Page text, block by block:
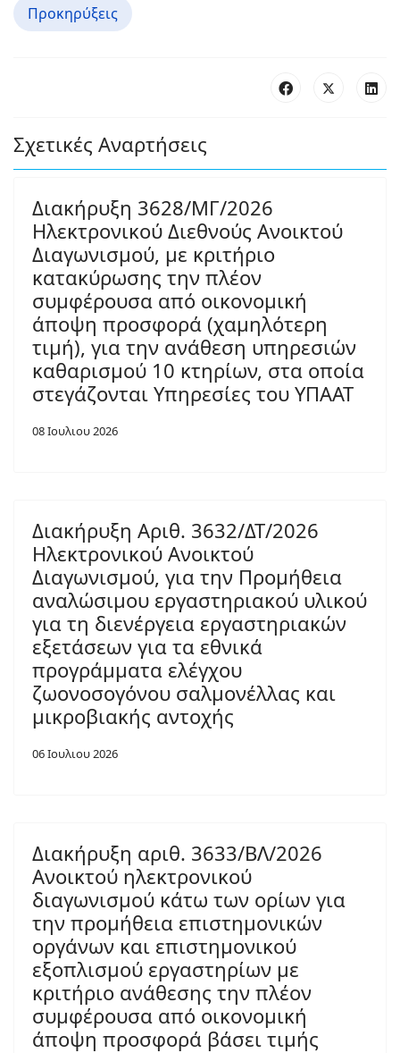
Προκηρύξεις
Σχετικές Αναρτήσεις
Διακήρυξη 3628/ΜΓ/2026
Ηλεκτρονικού Διεθνούς Ανοικτού
Διαγωνισμού, με κριτήριο
κατακύρωσης την πλέον
συμφέρουσα από οικονομική
άποψη προσφορά (χαμηλότερη
τιμή), για την ανάθεση υπηρεσιών
καθαρισμού 10 κτηρίων, στα οποία
στεγάζονται Υπηρεσίες του ΥΠΑΑΤ
08 Ιουλιου 2026
Διακήρυξη Αριθ. 3632/ΔΤ/2026
Ηλεκτρονικού Ανοικτού
Διαγωνισμού, για την Προμήθεια
αναλώσιμου εργαστηριακού υλικού
για τη διενέργεια εργαστηριακών
εξετάσεων για τα εθνικά
προγράμματα ελέγχου
ζωονοσογόνου σαλμονέλλας και
μικροβιακής αντοχής
06 Ιουλιου 2026
Διακήρυξη αριθ. 3633/ΒΛ/2026
Ανοικτού ηλεκτρονικού
διαγωνισμού κάτω των ορίων για
την προμήθεια επιστημονικών
οργάνων και επιστημονικού
εξοπλισμού εργαστηρίων με
κριτήριο ανάθεσης την πλέον
συμφέρουσα από οικονομική
άποψη προσφορά βάσει τιμής